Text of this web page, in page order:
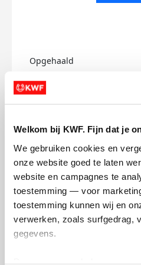
Welkom bij KWF. Fijn dat je
We gebruiken cookies en
onze website goed te laten
website en campagnes te
toestemming — voor
toestemming kunnen wij en
verwerken, zoals surfgedrag,
gegevens.
Opgehaald
Robin's